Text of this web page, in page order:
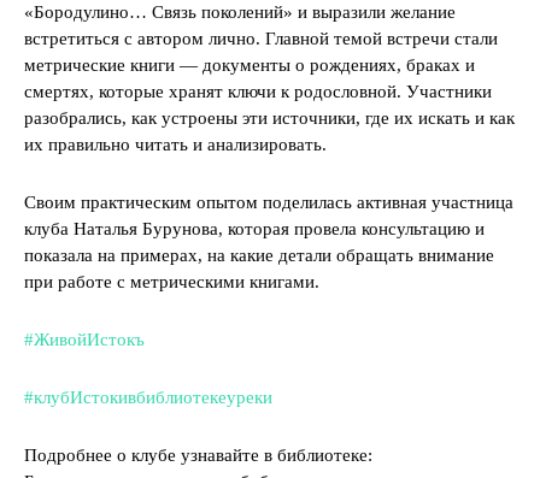
«Бородулино… Связь поколений» и выразили желание
встретиться с автором лично. Главной темой встречи стали
метрические книги — документы о рождениях, браках и
смертях, которые хранят ключи к родословной. Участники
разобрались, как устроены эти источники, где их искать и как
их правильно читать и анализировать.
Своим практическим опытом поделилась активная участница
клуба Наталья Бурунова, которая провела консультацию и
показала на примерах, на какие детали обращать внимание
при работе с метрическими книгами.
#ЖивойИстокъ
#клубИстокивбиблиотекеуреки
Подробнее о клубе узнавайте в библиотеке: